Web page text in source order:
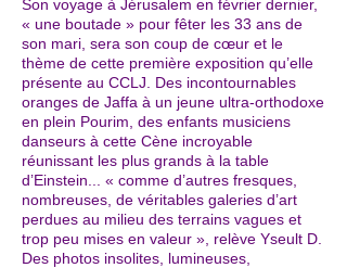
Son voyage à Jérusalem en février dernier,
« une boutade » pour fêter les 33 ans de
son mari, sera son coup de cœur et le
thème de cette première exposition qu’elle
présente au CCLJ. Des incontournables
oranges de Jaffa à un jeune ultra-orthodoxe
en plein Pourim, des enfants musiciens
danseurs à cette Cène incroyable
réunissant les plus grands à la table
d’Einstein... « comme d’autres fresques,
nombreuses, de véritables galeries d’art
perdues au milieu des terrains vagues et
trop peu mises en valeur », relève Yseult D.
Des photos insolites, lumineuses,